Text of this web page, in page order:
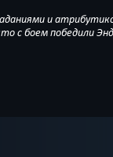
и
с боем победили